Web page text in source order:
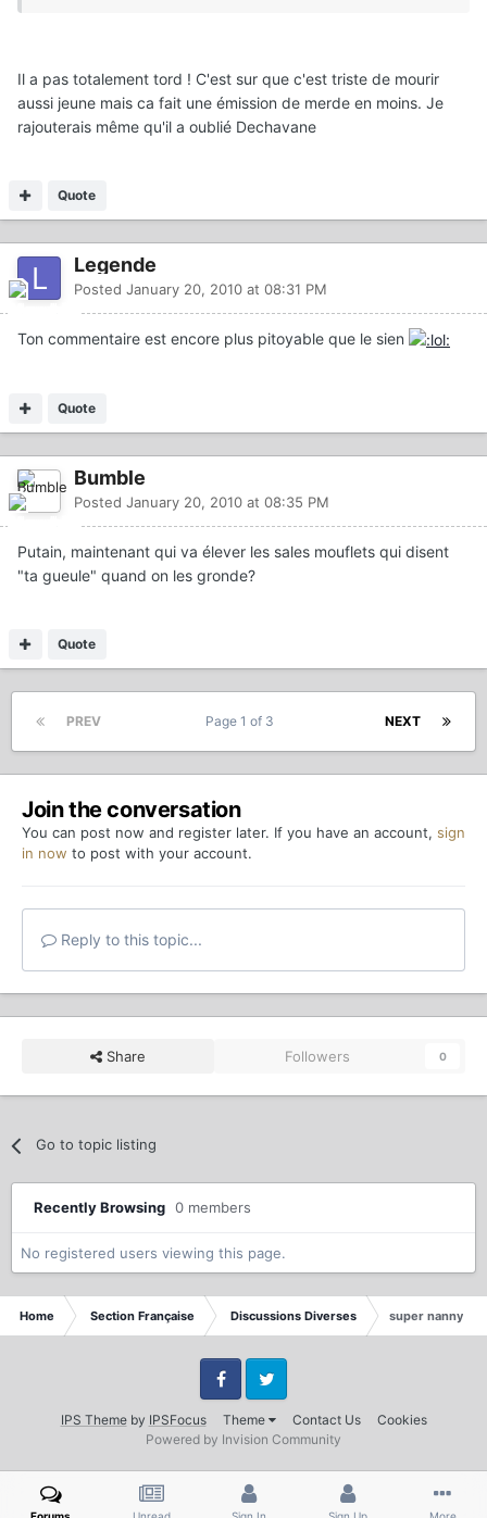
Il a pas totalement tord ! C'est sur que c'est triste de mourir
aussi jeune mais ca fait une émission de merde en moins. Je
rajouterais même qu'il a oublié Dechavane
Quote
Legende
Posted January 20, 2010 at 08:31 PM
Ton commentaire est encore plus pitoyable que le sien
Quote
Bumble
Posted January 20, 2010 at 08:35 PM
Putain, maintenant qui va élever les sales mouflets qui disent
"ta gueule" quand on les gronde?
Quote
PREV NEXT
Page 1 of 3
Join the conversation
You can post now and register later. If you have an account, sign
in now to post with your account.
Reply to this topic...
Share Followers 0
Go to topic listing
Recently Browsing 0 members
No registered users viewing this page.
Home Section Française Discussions Diverses super nanny
IPS Themeby IPSFocus Theme Contact Us Cookies
FacebookTwitter
Powered by Invision Community